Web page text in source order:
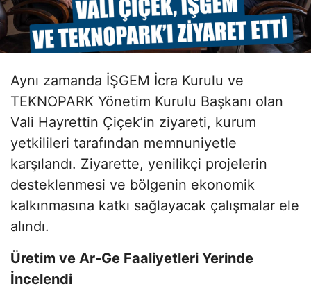
Aynı zamanda İŞGEM İcra Kurulu ve
TEKNOPARK Yönetim Kurulu Başkanı olan
Vali Hayrettin Çiçek’in ziyareti, kurum
yetkilileri tarafından memnuniyetle
karşılandı. Ziyarette, yenilikçi projelerin
desteklenmesi ve bölgenin ekonomik
kalkınmasına katkı sağlayacak çalışmalar ele
alındı.
Üretim ve Ar-Ge Faaliyetleri Yerinde
İncelendi